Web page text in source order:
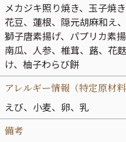
メカジキ照り焼き、玉子焼
花豆、蓮根、隠元胡麻和え
獅子唐素揚げ、パプリカ素
南瓜、人参、椎茸、蕗、花
け、柚子わらび餅
アレルギー情報（特定原材料
えび、小麦、卵、乳
備考